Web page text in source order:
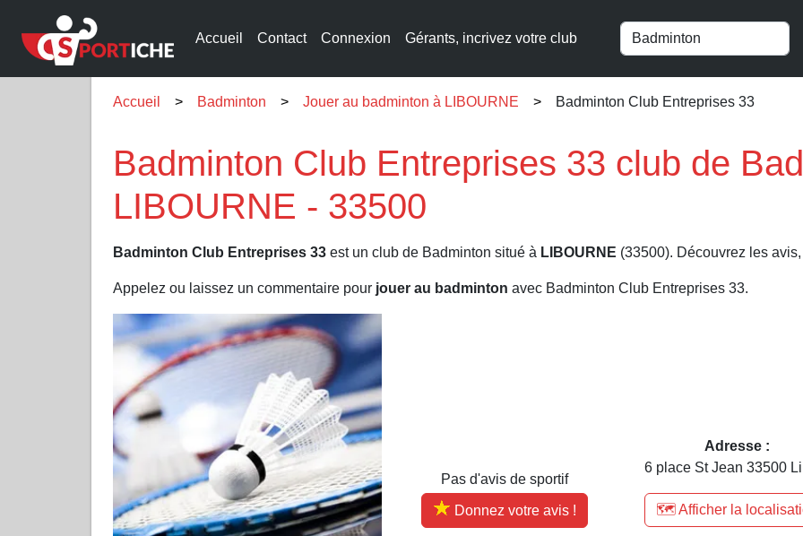
Accueil Contact Connexion Gérants, incrivez votre club
Accueil Badminton Jouer au badminton à LIBOURNE Badminton Club Entreprises 33
Badminton Club Entreprises 33 club de
LIBOURNE - 33500
Badminton Club Entreprises 33 est un club de Badminton situé à LIBOURNE (33500). Découvrez les
Appelez ou laissez un commentaire pour jouer au badminton avec Badminton Club Entreprises 33.
Pas d'avis de sportif
Donnez votre avis !
Adresse :
6 place St Jean 33500
🗺️ Afficher la